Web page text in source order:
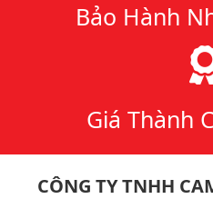
Bảo Hành
Giá Thành
CÔNG TY TNHH